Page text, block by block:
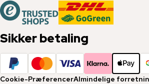
Sikker betaling
Cookie-PræferencerAlmindelige